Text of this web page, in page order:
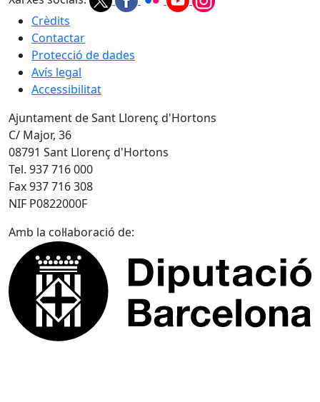
Crèdits
Contactar
Protecció de dades
Avís legal
Accessibilitat
Ajuntament de Sant Llorenç d'Hortons
C/ Major, 36
08791 Sant Llorenç d'Hortons
Tel. 937 716 000
Fax 937 716 308
NIF P0822000F
Amb la col·laboració de: